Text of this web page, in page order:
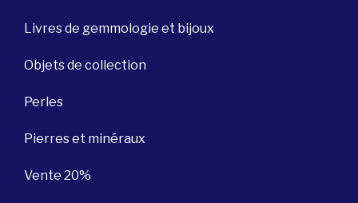
Livres de gemmologie et bijoux
Objets de collection
Perles
Pierres et minéraux
Vente 20%